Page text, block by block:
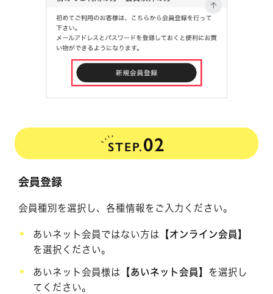
STEP.02
会員登録
会員種別を選択し、各種情報をご入力ください。
あいネット会員ではない方は 【オンライン会員】
を選択ください。
あいネット会員様は 【あいネット会員】 を選択し
てください。